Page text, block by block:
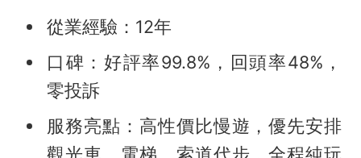
從業經驗：12年
口碑：好評率99.8%，回頭率48%，
零投訴
服務亮點：高性價比慢遊，優先安排
觀光車、電梯、索道代步，全程純玩